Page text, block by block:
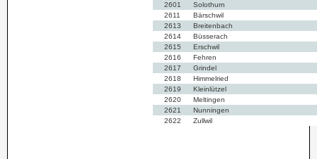
2601
Solothurn
2611
Bärschwil
2613
Breitenbach
2614
Büsserach
2615
Erschwil
2616
Fehren
2617
Grindel
2618
Himmelried
2619
Kleinlützel
2620
Meltingen
2621
Nunningen
2622
Zullwil